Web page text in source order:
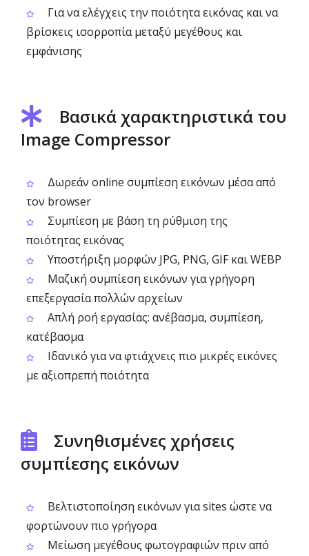
Για να ελέγχεις την ποιότητα εικόνας και να
βρίσκεις ισορροπία μεταξύ μεγέθους και
εμφάνισης
Βασικά χαρακτηριστικά του
Image Compressor
Δωρεάν online συμπίεση εικόνων μέσα από
τον browser
Συμπίεση με βάση τη ρύθμιση της
ποιότητας εικόνας
Υποστήριξη μορφών JPG, PNG, GIF και WEBP
Μαζική συμπίεση εικόνων για γρήγορη
επεξεργασία πολλών αρχείων
Απλή ροή εργασίας: ανέβασμα, συμπίεση,
κατέβασμα
Ιδανικό για να φτιάχνεις πιο μικρές εικόνες
με αξιοπρεπή ποιότητα
Συνηθισμένες χρήσεις
συμπίεσης εικόνων
Βελτιστοποίηση εικόνων για sites ώστε να
φορτώνουν πιο γρήγορα
Μείωση μεγέθους φωτογραφιών πριν από